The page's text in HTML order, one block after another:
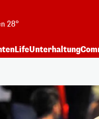
28°
LifeUnterhaltung